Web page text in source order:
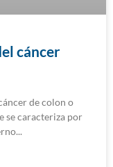
cáncer
de colon o
se caracteriza por